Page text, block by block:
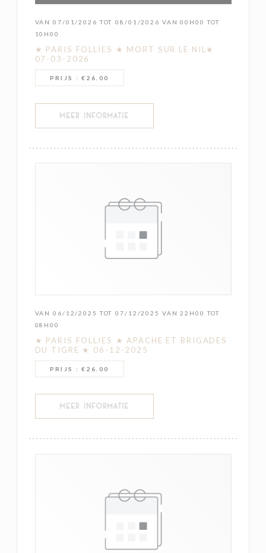
VAN 07/01/2026 TOT 08/01/2026 VAN 00H00 TOT
10H00
★ PARIS FOLLIES ★ MORT SUR LE NIL★
07-03-2026
PRIJS : €26.00
MEER INFORMATIE
VAN 06/12/2025 TOT 07/12/2025 VAN 22H00 TOT
08H00
★ PARIS FOLLIES ★ APACHE ET BRIGADES
DU TIGRE ★ 06-12-2025
PRIJS : €26.00
MEER INFORMATIE